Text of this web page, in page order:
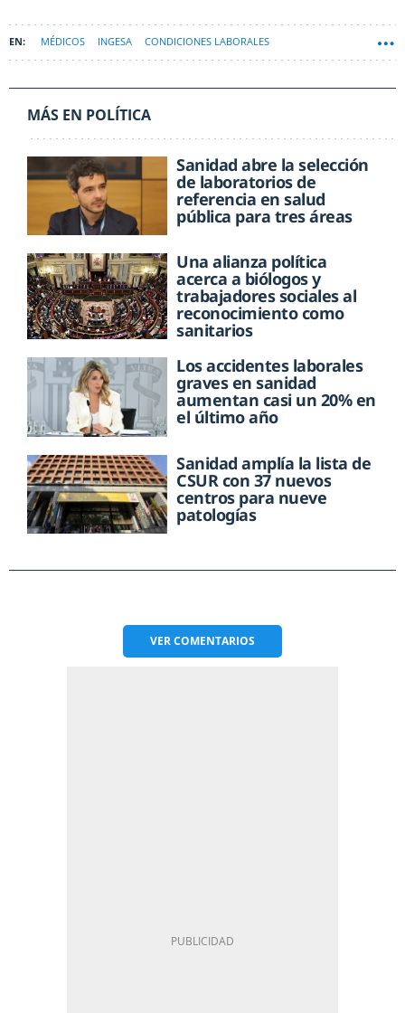
MÉDICOS INGESA CONDICIONES LABORALES
MÁS EN POLÍTICA
Sanidad abre la selección
de laboratorios de
referencia en salud
pública para tres áreas
Una alianza política
acerca a biólogos y
trabajadores sociales al
reconocimiento como
sanitarios
Los accidentes laborales
graves en sanidad
aumentan casi un 20% en
el último año
Sanidad amplía la lista de
CSUR con 37 nuevos
centros para nueve
patologías
VERCOMENTARIOS